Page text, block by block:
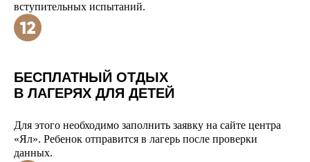
вступительных испытаний.
БЕСПЛАТНЫЙ ОТДЫХ
В ЛАГЕРЯХ ДЛЯ ДЕТЕЙ
Для этого необходимо заполнить заявку на сайте центра
«Ял». Ребенок отправится в лагерь после проверки
данных.